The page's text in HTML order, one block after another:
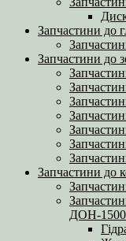
Запчастини до
Запчастини до
Запчастини до
ДОН-